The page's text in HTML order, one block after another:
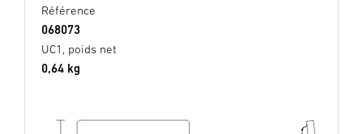
Référence
068073
UC1, poids net
0,64 kg